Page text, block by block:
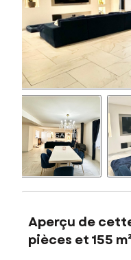
Aperçu de
pièces et 155 m²